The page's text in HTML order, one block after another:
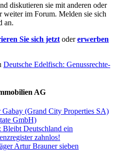
diskutieren sie mit anderen oder
weiter im Forum. Melden sie sich
an.
Sie sich jetzt odererwerben
Deutsche Edelfisch: Genussrechte-
AG
(Grand City Properties SA)
GmbH)
Deutschland ein
zahnlos!
Artur Brauner sieben